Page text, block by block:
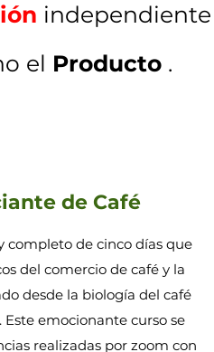
independiente
el Producto .
de Café
completo de cinco días que
del comercio de café y la
desde la biología del café
emocionante curso se
realizadas por zoom con